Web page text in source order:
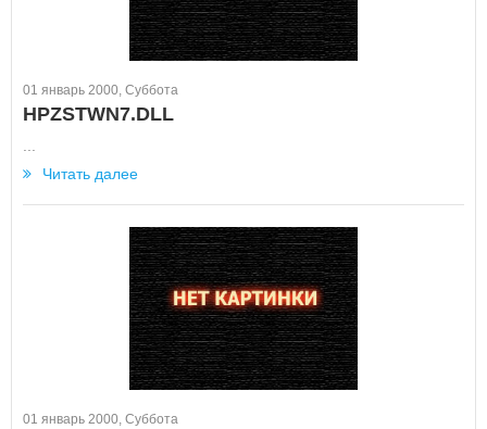
01 январь 2000, Суббота
HPZSTWN7.DLL
Читать далее
01 январь 2000, Суббота